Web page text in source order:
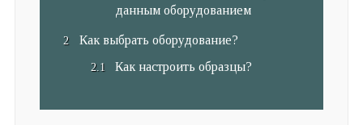
данным оборудованием
Как выбрать оборудование?
Как настроить образцы?